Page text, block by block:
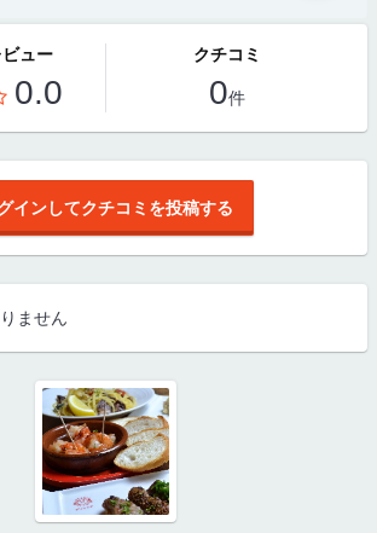
ュー
0.0
クチコミ
0件
インしてクチコミを投稿する
ません